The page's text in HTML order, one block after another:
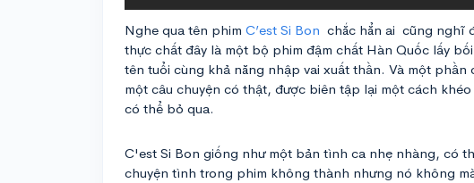
Nghe qua tên phim C’est Si Bon chắc hẳn ai cũng nghĩ
thực chất đây là một bộ phim đậm chất Hàn Quốc lấy
tên tuổi cùng khả năng nhập vai xuất thần. Và một
một câu chuyện có thật, được biên tập lại một cách
có thể bỏ qua.
C'est Si Bon giống như một bản tình ca nhẹ nhàng, có
chuyện tình trong phim không thành nhưng nó không